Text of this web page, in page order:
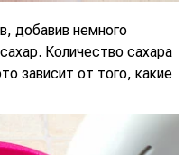
добавив немного
Количество сахара
зависит от того, какие